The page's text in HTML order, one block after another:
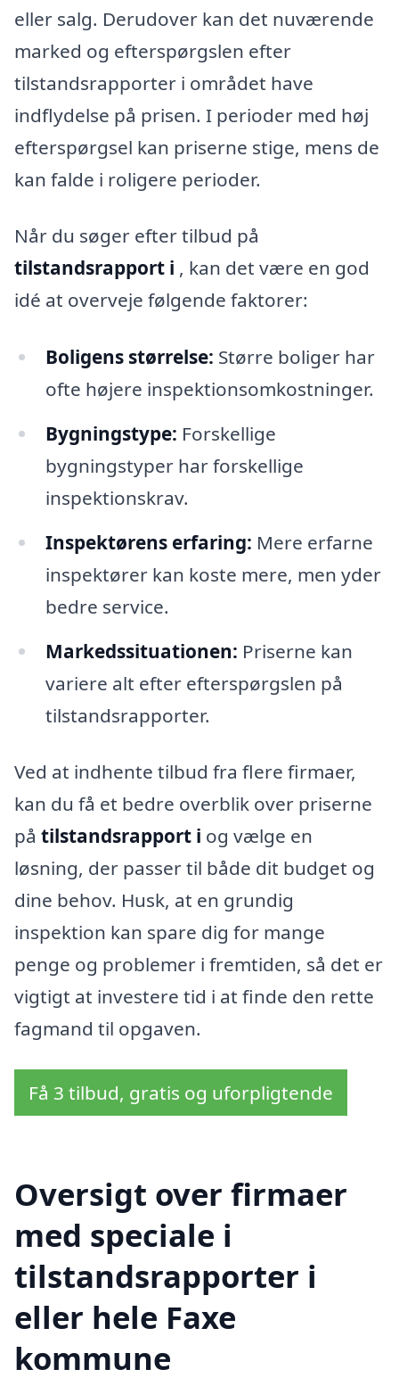
eller salg. Derudover kan det nuværende
marked og efterspørgslen efter
tilstandsrapporter i området have
indflydelse på prisen. I perioder med høj
efterspørgsel kan priserne stige, mens de
kan falde i roligere perioder.
Når du søger efter tilbud på
tilstandsrapport i , kan det være en god
idé at overveje følgende faktorer:
Boligens størrelse: Større boliger har
ofte højere inspektionsomkostninger.
Bygningstype: Forskellige
bygningstyper har forskellige
inspektionskrav.
Inspektørens erfaring: Mere erfarne
inspektører kan koste mere, men yder
bedre service.
Markedssituationen: Priserne kan
variere alt efter efterspørgslen på
tilstandsrapporter.
Ved at indhente tilbud fra flere firmaer,
kan du få et bedre overblik over priserne
på tilstandsrapport i og vælge en
løsning, der passer til både dit budget og
dine behov. Husk, at en grundig
inspektion kan spare dig for mange
penge og problemer i fremtiden, så det er
vigtigt at investere tid i at finde den rette
fagmand til opgaven.
Få 3 tilbud, gratis og uforpligtende
Oversigt over firmaer
med speciale i
tilstandsrapporter i
eller hele Faxe
kommune